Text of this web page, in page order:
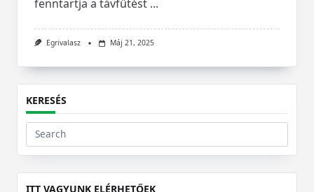
fenntartja a távfűtést ...
Egrivalasz Máj 21, 2025
KERESÉS
Search
for:
ITT VAGYUNK ELÉRHETŐEK